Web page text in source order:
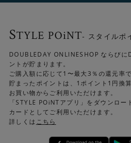
STYLE POiNT- スタイルポ
DOUBLEDAY ONLINESHOP ならびに
ントが貯まります。
ご購入額に応じて1〜最大3％の還元率
貯まったポイントは、1ポイント1円換
お買い物からご利用いただけます。
「STYLE POiNTアプリ」をダウンロ
カードとしてご利用いただけます。
詳しくは こちら